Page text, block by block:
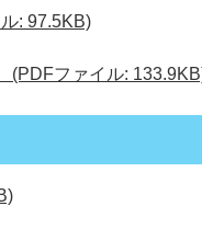
: 97.5KB)
(PDFファイル: